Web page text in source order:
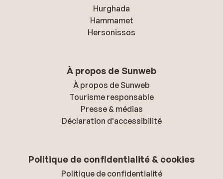
Hurghada
Hammamet
Hersonissos
À propos de Sunweb
À propos de Sunweb
Tourisme responsable
Presse & médias
Déclaration d'accessibilité
Politique de confidentialité & cookies
Politique de confidentialité